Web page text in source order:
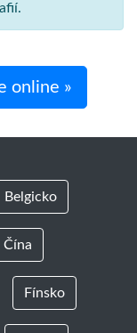
online »
Belgicko
Čína
Fínsko